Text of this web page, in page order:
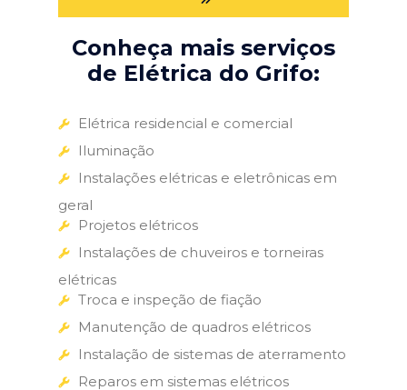
Conheça mais serviços
de Elétrica do Grifo:
Elétrica residencial e comercial
Iluminação
Instalações elétricas e eletrônicas em
geral
Projetos elétricos
Instalações de chuveiros e torneiras
elétricas
Troca e inspeção de fiação
Manutenção de quadros elétricos
Instalação de sistemas de aterramento
Reparos em sistemas elétricos